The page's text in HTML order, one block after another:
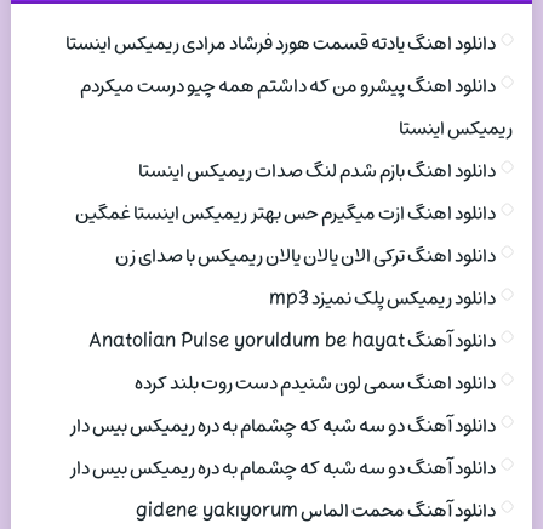
دانلود اهنگ یادته قسمت هورد فرشاد مرادی ریمیکس اینستا
دانلود اهنگ پیشرو من که داشتم همه چیو درست میکردم
ریمیکس اینستا
دانلود اهنگ بازم شدم لنگ صدات ریمیکس اینستا
دانلود اهنگ ازت میگیرم حس بهتر ریمیکس اینستا غمگین
دانلود اهنگ ترکی الان یالان یالان ریمیکس با صدای زن
دانلود ریمیکس پلک نمیزد mp3
دانلود آهنگ Anatolian Pulse yoruldum be hayat
دانلود اهنگ سمی لون شنیدم دست روت بلند کرده
دانلود آهنگ دو سه شبه که چشمام به دره ریمیکس بیس دار
دانلود آهنگ دو سه شبه که چشمام به دره ریمیکس بیس دار
دانلود آهنگ محمت الماس gidene yakıyorum